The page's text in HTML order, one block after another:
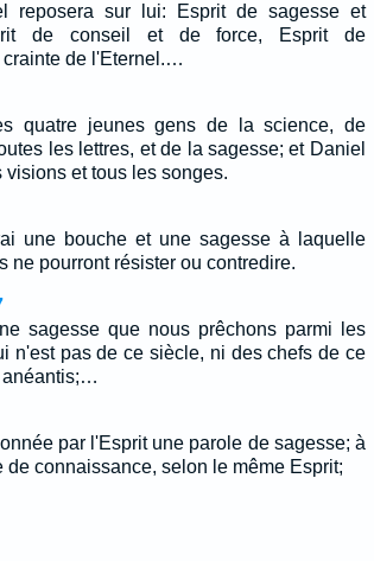
reposera sur lui: Esprit de sagesse et
de conseil et de force, Esprit de
de l'Eternel.…
quatre jeunes gens de la science, de
les lettres, et de la sagesse; et Daniel
et tous les songes.
une bouche et une sagesse à laquelle
ne pourront résister ou contredire.
sagesse que nous prêchons parmi les
n'est pas de ce siècle, ni des chefs de ce
anéantis;…
par l'Esprit une parole de sagesse; à
de connaissance, selon le même Esprit;